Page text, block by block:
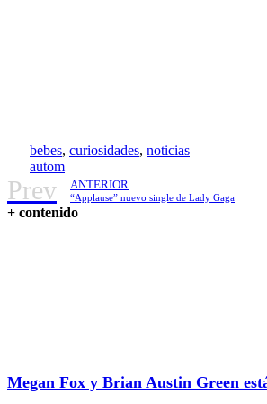
bebes, curiosidades, noticias
autom
Prev ANTERIOR
“Applause” nuevo single de Lady Gaga
+ contenido
Megan Fox y Brian Austin Green